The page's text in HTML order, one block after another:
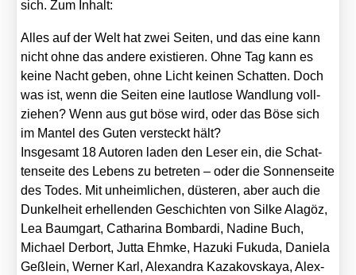
sich. Zum Inhalt:
Alles auf der Welt hat zwei Sei­ten, und das eine kann
nicht ohne das ande­re exis­tie­ren. Ohne Tag kann es
kei­ne Nacht geben, ohne Licht kei­nen Schat­ten. Doch
was ist, wenn die Sei­ten eine laut­lo­se Wand­lung voll­
zie­hen? Wenn aus gut böse wird, oder das Böse sich
im Man­tel des Guten ver­steckt hält?
Ins­ge­samt 18 Autoren laden den Leser ein, die Schat­
ten­sei­te des Lebens zu betre­ten – oder die Son­nen­sei­te
des Todes. Mit unheim­li­chen, düs­te­ren, aber auch die
Dun­kel­heit erhel­len­den Geschich­ten von Sil­ke Ala­göz,
Lea Baum­gart, Catha­ri­na Bom­bar­di, Nadi­ne Buch,
Micha­el Der­b­ort, Jut­ta Ehm­ke, Hazu­ki Fuku­da, Danie­la
Geß­lein, Wer­ner Karl, Alex­an­dra Kaza­kovs­ka­ya, Alex­